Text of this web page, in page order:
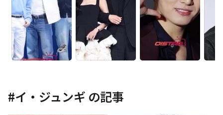
#イ・ジュンギ の記事